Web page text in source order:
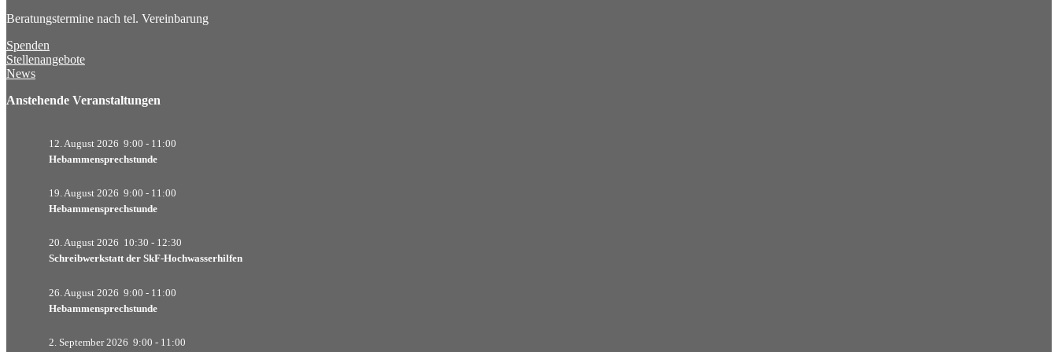
Beratungstermine nach tel. Vereinbarung
Spenden
Stellenangebote
News
Anstehende Veranstaltungen
12. August 2026 9:00 - 11:00
Hebammensprechstunde
19. August 2026 9:00 - 11:00
Hebammensprechstunde
20. August 2026 10:30 - 12:30
Schreibwerkstatt der SkF-Hochwasserhilfen
26. August 2026 9:00 - 11:00
Hebammensprechstunde
2. September 2026 9:00 - 11:00